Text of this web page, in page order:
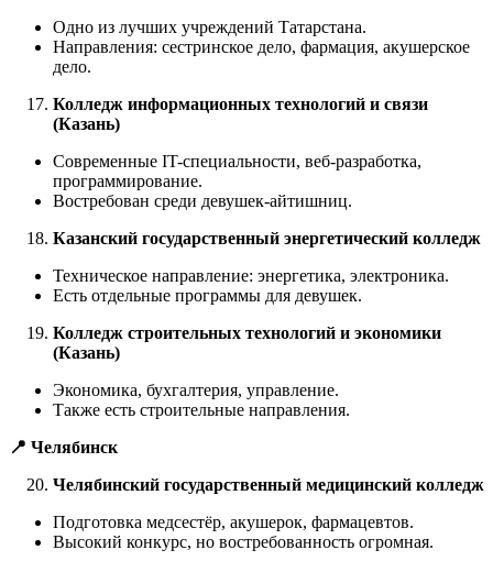
Одно из лучших учреждений Татарстана.
Направления: сестринское дело, фармация, акушерское
дело.
Колледж информационных технологий и связи
(Казань)
Современные IT-специальности, веб-разработка,
программирование.
Востребован среди девушек-айтишниц.
Казанский государственный энергетический колледж
Техническое направление: энергетика, электроника.
Есть отдельные программы для девушек.
Колледж строительных технологий и экономики
(Казань)
Экономика, бухгалтерия, управление.
Также есть строительные направления.
📍 Челябинск
Челябинский государственный медицинский колледж
Подготовка медсестёр, акушерок, фармацевтов.
Высокий конкурс, но востребованность огромная.